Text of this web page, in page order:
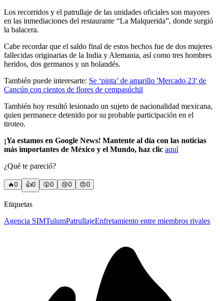
Los recorridos y el patrullaje de las unidades oficiales son mayores
en las inmediaciones del restaurante “La Malquerida”, donde surgió
la balacera.
Cabe recordar que el saldo final de estos hechos fue de dos mujeres
fallecidas originarias de la India y Alemania, así como tres hombres
heridos, dos germanos y un holandés.
También puede interesarte: Se ‘pinta’ de amarillo 'Mercado 23' de
Cancún con cientos de flores de cempasúchil
También hoy resultó lesionado un sujeto de nacionalidad mexicana,
quien permanece detenido por su probable participación en el
tiroteo.
¡Ya estamos en Google News! Mantente al día con las noticias
más importantes de México y el Mundo, haz clic aquí
¿Qué te pareció?
🔥0 👍0 😲0 😢0 😠0
Etiquetas
Agencia SIMTulumPatrullajeEnfretamiento entre miembros rivales